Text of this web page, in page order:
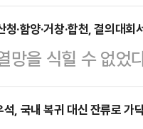
이 공식 취임했다
하우스에서 열린
.코번트리 위원장
신으로, 지난 3월
에서 제10대 위
·함양·거창·합천, 결의대회
망을 식힐 수 없었
뭉쳐 결의문을
것을 다짐했다.4
, 국내 복귀 대신 잔류로 가